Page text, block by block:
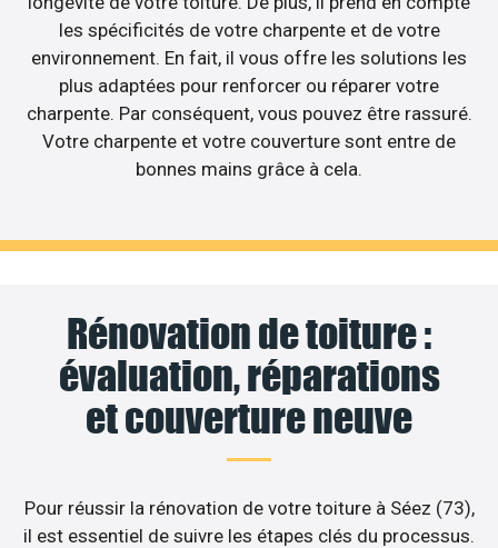
les spécificités de votre charpente et de votre
environnement. En fait, il vous offre les solutions les
plus adaptées pour renforcer ou réparer votre
charpente. Par conséquent, vous pouvez être rassuré.
Votre charpente et votre couverture sont entre de
bonnes mains grâce à cela.
Rénovation de toiture :
évaluation, réparations
et couverture neuve
Pour réussir la rénovation de votre toiture à Séez (73),
il est essentiel de suivre les étapes clés du processus.